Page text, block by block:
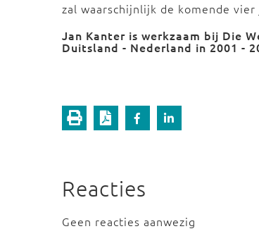
zal waarschijnlijk de komende
Jan Kanter is werkzaam bij Die
Duitsland - Nederland in 2001 -
Reacties
Geen reacties aanwezig